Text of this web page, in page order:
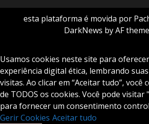
esta plataforma é movida por
DarkNews by AF
Usamos cookies neste site para
experiência digital ética, lembrando
visitas. Ao clicar em “Aceitar tudo”, você
de TODOS os cookies. Você pode visitar
para fornecer um consentimento
Gerir Cookies Aceitar tudo